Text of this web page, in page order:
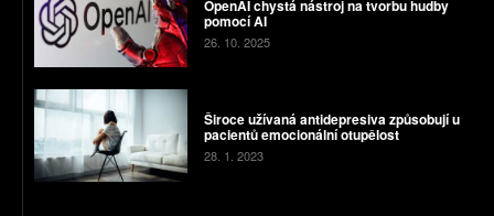
OpenAI chystá nástroj na tvorbu hudby
pomocí AI
26. 10. 2025
Široce užívaná antidepresiva způsobují u
pacientů emocionální otupělost
28. 1. 2023